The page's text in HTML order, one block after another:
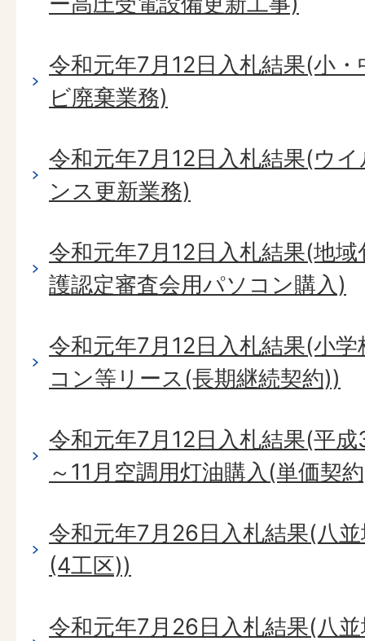
令和元年7月12日入札結果(小
ビ廃棄業務)
令和元年7月12日入札結果(ウ
ンス更新業務)
令和元年7月12日入札結果(地
護認定審査会用パソコン購入)
令和元年7月12日入札結果(小
コン等リース(長期継続契約))
令和元年7月12日入札結果(平
～11月空調用灯油購入(単価契
令和元年7月26日入札結果(八
(4工区))
令和元年7月26日入札結果(八